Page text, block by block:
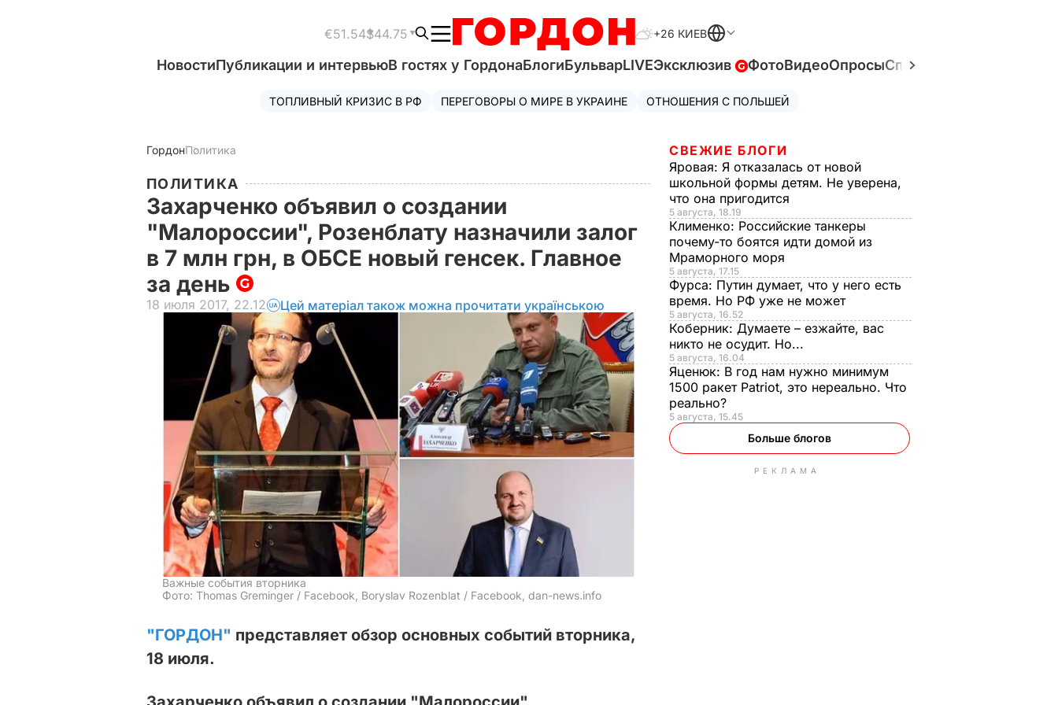
€51.54$44.75 +26 КИЕВ
НовостиПубликации и интервьюВ гостях у ГордонаБлогиБульварLIVEЭксклюзив ФотоВидеоОпросыСпецпроекты
ТОПЛИВНЫЙ КРИЗИС В РФ ПЕРЕГОВОРЫ О МИРЕ В УКРАИНЕ ОТНОШЕНИЯ С ПОЛЬШЕЙ
ГордонПолитика
ПОЛИТИКА
Захарченко объявил о создании
"Малороссии", Розенблату назначили залог
в 7 млн грн, в ОБСЕ новый генсек. Главное
за день
18 июля 2017, 22.12 Цей матеріал також можна прочитати українською
Важные события вторника
Фото: Thomas Greminger / Facebook, Boryslav Rozenblat / Facebook, dan-news.info
"ГОРДОН" представляет обзор основных событий вторника,
18 июля.
СВЕЖИЕ БЛОГИ
Яровая: Я отказалась от новой
школьной формы детям. Не уверена,
что она пригодится
5 августа, 18.19
Клименко: Российские танкеры
почему-то боятся идти домой из
Мраморного моря
5 августа, 17.15
Фурса: Путин думает, что у него есть
время. Но РФ уже не может
5 августа, 16.52
Коберник: Думаете – езжайте, вас
никто не осудит. Но...
5 августа, 16.04
Яценюк: В год нам нужно минимум
1500 ракет Patriot, это нереально. Что
реально?
5 августа, 15.45
Больше блогов
РЕКЛАМА